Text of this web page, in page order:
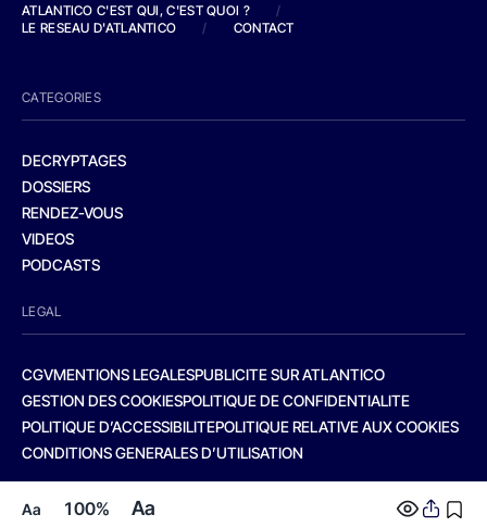
Aa 100% Aa
ATLANTICO C'EST QUI, C'EST QUOI ?
/
LE RESEAU D'ATLANTICO
/ CONTACT
CATEGORIES
DECRYPTAGES
DOSSIERS
RENDEZ-VOUS
VIDEOS
PODCASTS
LEGAL
CGVMENTIONS LEGALESPUBLICITE SUR ATLANTICO
GESTION DES COOKIESPOLITIQUE DE CONFIDENTIALITE
POLITIQUE D’ACCESSIBILITEPOLITIQUE RELATIVE AUX COOKIES
CONDITIONS GENERALES D’UTILISATION